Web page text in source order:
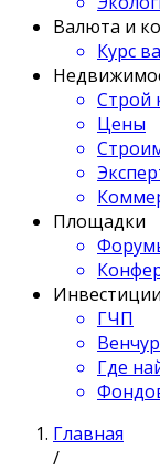
Валюта и
Курс
Строй
Цены
Площадки
Инвестиции
ГЧП
Где
Главная
/